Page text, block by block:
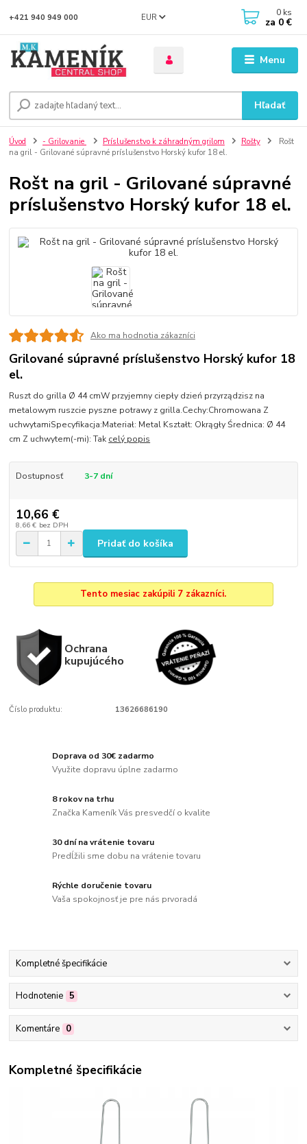
Menu
EUR
Hľadať
+421 940 949 000 0 ks
za 0 €
Úvod - Grilovanie Príslušenstvo k záhradným grilom Rošty
Rošt
na gril - Grilované súpravné príslušenstvo Horský kufor 18 el.
Rošt na gril - Grilované súpravné
príslušenstvo Horský kufor 18 el.
Ako ma hodnotia zákazníci
Grilované súpravné príslušenstvo Horský kufor 18
el.
Ruszt do grilla Ø 44 cmW przyjemny ciepły dzień przyrządzisz na
metalowym ruszcie pyszne potrawy z grilla.Cechy:Chromowana Z
uchwytamiSpecyfikacja:Materiał: Metal Kształt: Okrągły Średnica: Ø 44
cm Z uchwytem(-mi): Tak celý popis
Dostupnosť 3-7 dní
10,66 €
8,66 € bez DPH
Pridať do košíka
Tento mesiac zakúpili 7 zákazníci.
Ochrana
kupujúcého
Číslo produktu: 13626686190
Doprava od 30€ zadarmo
Využite dopravu úplne zadarmo
8 rokov na trhu
Značka Kameník Vás presvedčí o kvalite
30 dní na vrátenie tovaru
Predĺžili sme dobu na vrátenie tovaru
Rýchle doručenie tovaru
Vaša spokojnosť je pre nás prvoradá
Kompletné špecifikácie
Hodnotenie 5
Komentáre 0
Kompletné špecifikácie